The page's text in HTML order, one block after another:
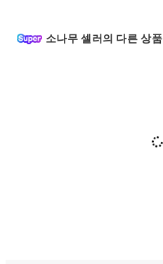
소나무 셀러의 다른 상품